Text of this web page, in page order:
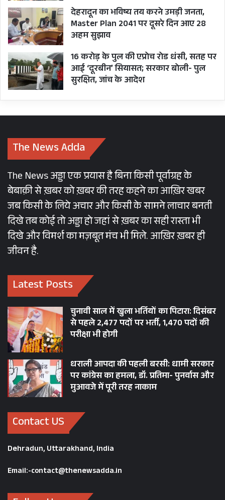
देहरादून का भविष्य तय करने उमड़ी जनता,
Master Plan 2041 पर दूसरे दिन आए 28
अहम सुझाव
16 करोड़ के पुल की एप्रोच रोड धंसी, सतह पर
आई ‘दूरबीन’ सियासत; सरकार बोली- पुल
सुरक्षित, जांच के आदेश
The News Adda
The News अड्डा एक प्रयास है बिना किसी पूर्वाग्रह के
बेबाक़ी से ख़बर को ख़बर की तरह कहने का आख़िर खबर
जब किसी के लिये अचार और किसी के सामने लाचार बनती
दिखे तब कोई तो अड्डा हो जहां से ख़बर का सही रास्ता भी
दिखे और विमर्श का मज़बूत मंच भी मिले. आख़िर ख़बर ही
जीवन है.
Latest Posts
चुनावी साल में खुला भर्तियों का पिटारा: दिसंबर
से पहले 2,477 पदों पर भर्ती, 1,470 पदों की
परीक्षा भी होगी
धराली आपदा की पहली बरसी: धामी सरकार
पर कांग्रेस का हमला, डॉ. प्रतिमा- पुनर्वास और
मुआवजे में पूरी तरह नाकाम
Contact US
Dehradun, Uttarakhand, India
Email:-contact@thenewsadda.in